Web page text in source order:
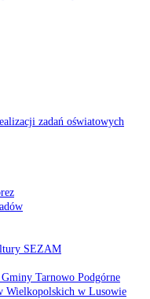
zadań oświatowych
SEZAM
Tarnowo Podgórne
Wielkopolskich w Lusowie